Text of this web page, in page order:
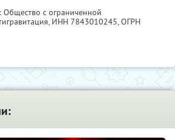
Общество с ограниченной
ИНН 7843010245, ОГРН